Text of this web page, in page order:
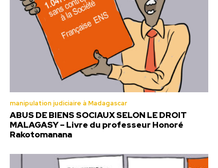
manipulation judiciaire à Madagascar
ABUS DE BIENS SOCIAUX SELON LE DROIT
MALAGASY – Livre du professeur Honoré
Rakotomanana